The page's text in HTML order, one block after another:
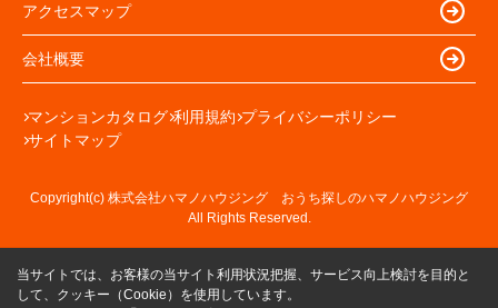
アクセスマップ
会社概要
マンションカタログ 利用規約 プライバシーポリシー
サイトマップ
Copyright(c) 株式会社ハマノハウジング おうち探しのハマノハウジング
All Rights Reserved.
当サイトでは、お客様の当サイト利用状況把握、サービス向上検討を目的と
して、クッキー（Cookie）を使用しています。